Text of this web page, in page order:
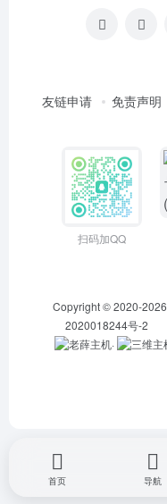
友链申请 免责声明
扫码加QQ
Copyright © 2020-2026
2020018244号-2
·
首页 导航